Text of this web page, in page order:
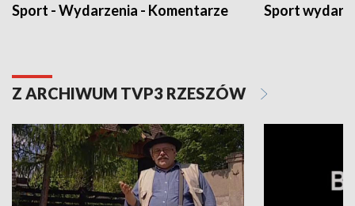
Sport - Wydarzenia - Komentarze Sport
Z ARCHIWUM TVP3 RZESZÓW